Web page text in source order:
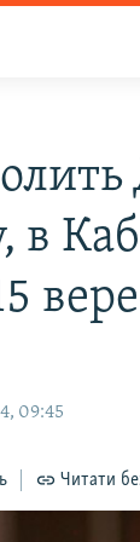
в
09:45
Читати